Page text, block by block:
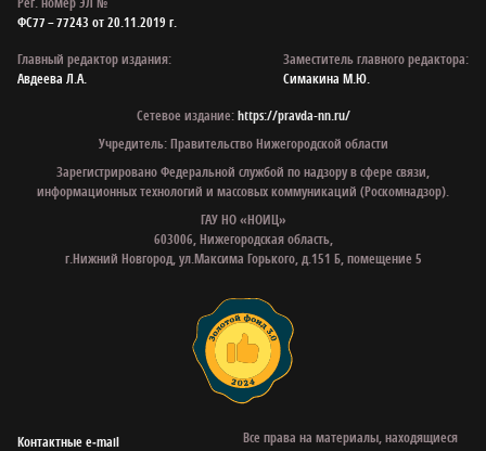
ФС77 – 77243 от 20.11.2019 г.
Главный редактор издания:
Авдеева Л.А.
Заместитель главного редактора:
Симакина М.Ю.
Сетевое издание:https://pravda-nn.ru/
Учредитель: Правительство Нижегородской области
Зарегистрировано Федеральной службой по надзору в сфере связи,
информационных технологий и массовых коммуникаций (Роскомнадзор).
ГАУ НО «НОИЦ»
603006, Нижегородская область,
г.Нижний Новгород, ул.Максима Горького, д.151 Б, помещение 5
Контактные e‑mail
Все права на материалы, находящиеся